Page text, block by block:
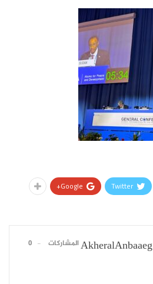
Twitter
Google+
AkheralAnbaaeg
0